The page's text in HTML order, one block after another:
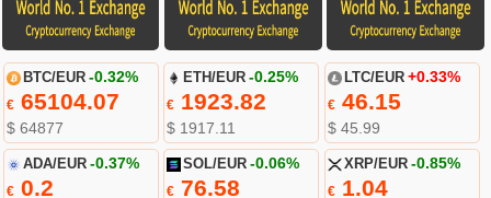
BTC/EUR -0.32%
€65104.07
$ 64877
ETH/EUR -0.25%
€ 1923.82
$ 1917.11
LTC/EUR +0.33%
€46.15
$ 45.99
ADA/EUR -0.37%
€0.2
SOL/EUR -0.06%
€ 76.58
XRP/EUR -0.85%
€1.04